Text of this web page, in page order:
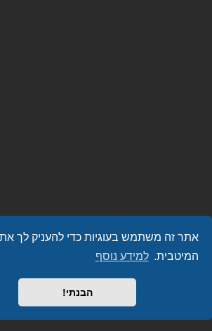
אתר זה משתמש בעוגיות כדי להעניק לך את
המיטבית. למידע נוסף
הבנתי!